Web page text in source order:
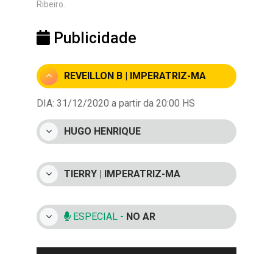
Ribeiro.
Publicidade
REVEILLON B | IMPERATRIZ-MA
DIA: 31/12/2020 a partir da 20:00 HS
HUGO HENRIQUE
TIERRY | IMPERATRIZ-MA
ESPECIAL - NO AR